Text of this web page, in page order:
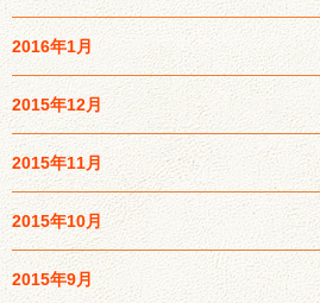
2016年1月
2015年12月
2015年11月
2015年10月
2015年9月